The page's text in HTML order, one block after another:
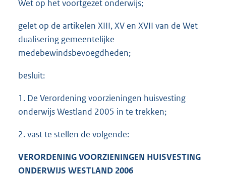
Wet op het voortgezet onderwijs;
gelet op de artikelen XIII, XV en XVII van de Wet
dualisering gemeentelijke
medebewindsbevoegdheden;
besluit:
1. De Verordening voorzieningen huisvesting
onderwijs Westland 2005 in te trekken;
2. vast te stellen de volgende:
VERORDENING VOORZIENINGEN HUISVESTING
ONDERWIJS WESTLAND 2006